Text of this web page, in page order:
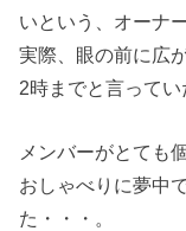
いという、オーナ
実際、眼の前に広
2時までと言ってい
メンバーがとても
おしゃべりに夢中
た・・・。